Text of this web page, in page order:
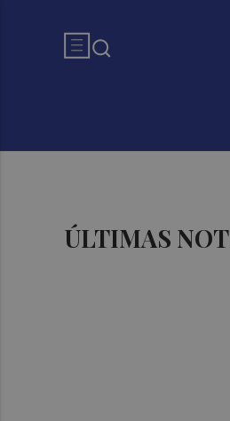
ÚLTIMAS